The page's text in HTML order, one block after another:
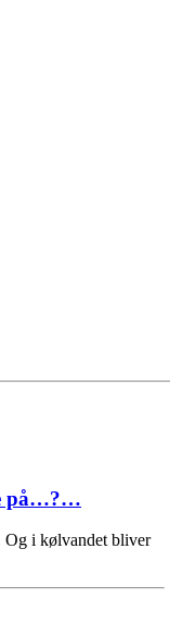
på…?…
Og i kølvandet bliver